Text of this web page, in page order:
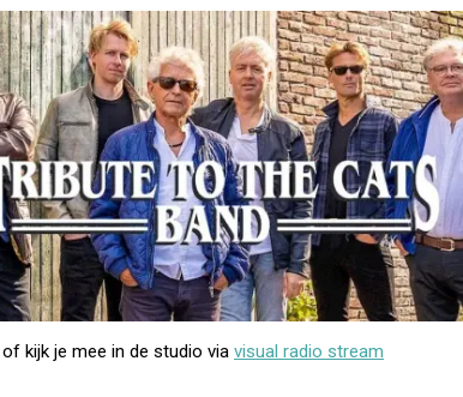
of kijk je mee in de studio via visual radio stream